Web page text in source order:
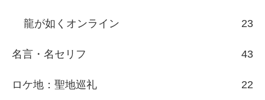
龍が如くオンライン 23
名言・名セリフ 43
ロケ地：聖地巡礼 22